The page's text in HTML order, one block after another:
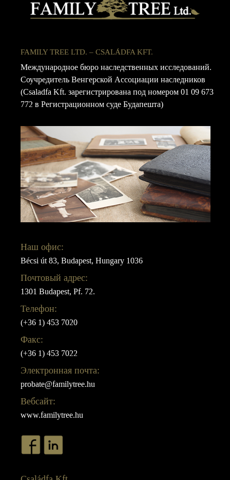
FAMILY TREE LTD. – CSALÁDFA KFT.
Международное бюро наследственных исследований.
Соучредитель Венгерской Ассоциации наследников
(Csaladfa Kft. зарегистрирована под номером 01 09 673
772 в Регистрационном суде Будапешта)
Наш офис:
Bécsi út 83, Budapest, Hungary 1036
Почтовый адрес:
1301 Budapest, Pf. 72.
Телефон:
(+36 1) 453 7020
Факс:
(+36 1) 453 7022
Электронная почта:
probate@familytree.hu
Вебсайт:
www.familytree.hu